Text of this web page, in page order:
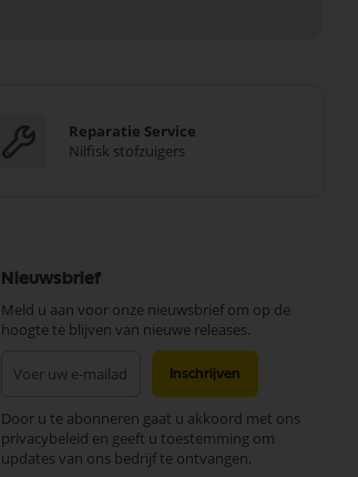
Reparatie Service
Nilfisk stofzuigers
Nieuwsbrief
Meld u aan voor onze nieuwsbrief om op de
hoogte te blijven van nieuwe releases.
onze
nieuwsbrief
Inschrijven
Door u te abonneren gaat u akkoord met ons
privacybeleid en geeft u toestemming om
updates van ons bedrijf te ontvangen.